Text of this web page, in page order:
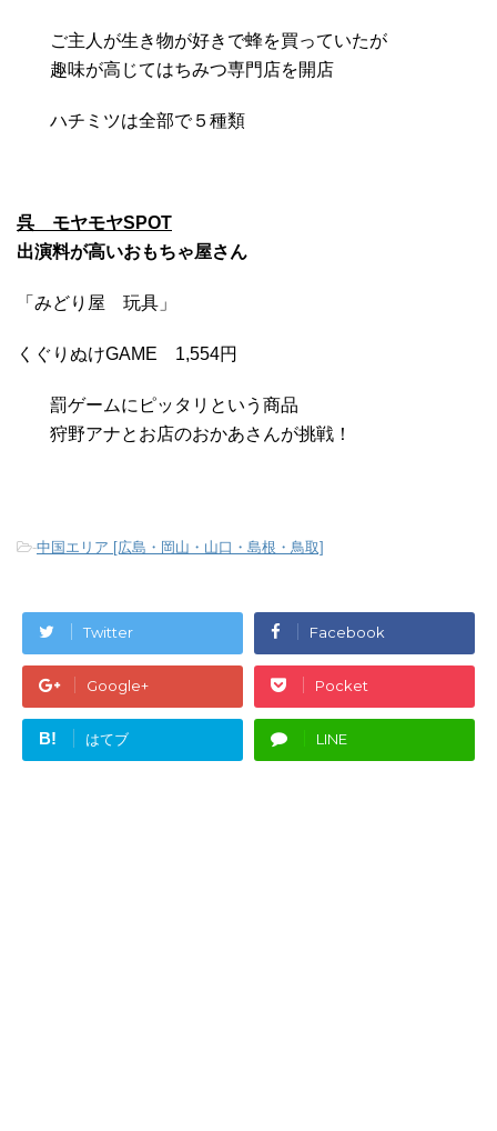
ご主人が生き物が好きで蜂を買っていたが
趣味が高じてはちみつ専門店を開店
ハチミツは全部で５種類
呉 モヤモヤSPOT
出演料が高いおもちゃ屋さん
「みどり屋 玩具」
くぐりぬけGAME 1,554円
罰ゲームにピッタリという商品
狩野アナとお店のおかあさんが挑戦！
-中国エリア [広島・岡山・山口・島根・鳥取]
Twitter Facebook
Google+ Pocket
B! はてブ LINE